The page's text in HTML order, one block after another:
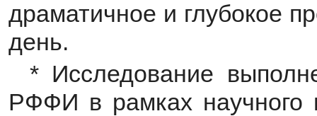
драматичное и глубокое
день.
* Исследование
РФФИ в рамках научного